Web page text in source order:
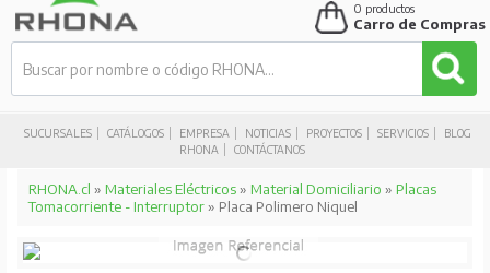
SUCURSALES CATÁLOGOS EMPRESA NOTICIAS PROYECTOS SERVICIOS
BLOG
RHONA
CONTÁCTANOS
0 productos
Carro de Compras
RHONA.cl » Materiales Eléctricos» Material Domiciliario » Placas
Tomacorriente - Interruptor» Placa Polimero Niquel